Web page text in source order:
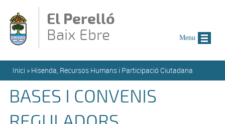
El Perelló
Baix Ebre
Esteu aquí
Inici » Hisenda, Recursos Humans i Participació Ciutadana
BASES I CONVENIS
Menu